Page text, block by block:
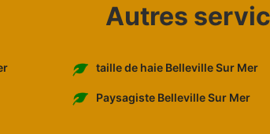
Autres
taille de haie Belleville Sur Mer
Paysagiste Belleville Sur Mer